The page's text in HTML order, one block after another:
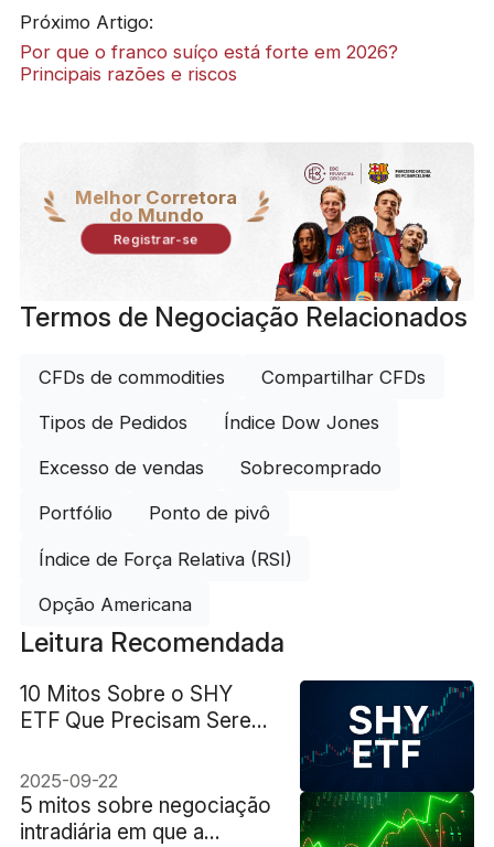
Próximo Artigo:
Por que o franco suíço está forte em 2026?
Principais razões e riscos
Melhor Corretora
do Mundo
Registrar-se
Termos de Negociação Relacionados
CFDs de commodities Compartilhar CFDs
Tipos de Pedidos Índice Dow Jones
Excesso de vendas Sobrecomprado
Portfólio Ponto de pivô
Índice de Força Relativa (RSI)
Opção Americana
Leitura Recomendada
10 Mitos Sobre o SHY
ETF Que Precisam Serem
2025-09-22
5 mitos sobre negociação
intradiária em que a